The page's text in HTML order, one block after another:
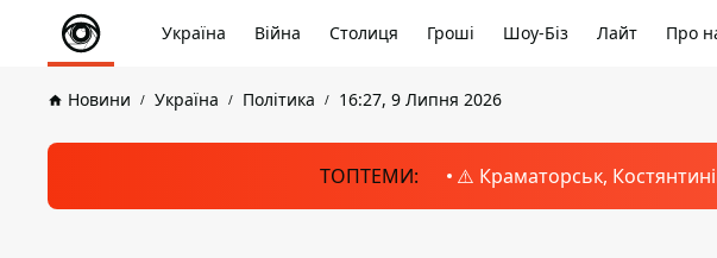
Україна Війна Столиця Гроші Шоу-Біз Лайт Про
Новини Україна Політика 16:27, 9 Липня 2026
ТОПТЕМИ: ⚠️ Краматорськ,